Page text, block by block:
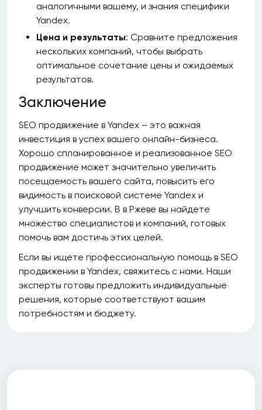
аналогичными вашему, и знания специфики
Yandex.
Цена и результаты: Сравните предложения
нескольких компаний, чтобы выбрать
оптимальное сочетание цены и ожидаемых
результатов.
Заключение
SEO продвижение в Yandex – это важная
инвестиция в успех вашего онлайн-бизнеса.
Хорошо спланированное и реализованное SEO
продвижение может значительно увеличить
посещаемость вашего сайта, повысить его
видимость в поисковой системе Yandex и
улучшить конверсии. В в Ржеве вы найдете
множество специалистов и компаний, готовых
помочь вам достичь этих целей.
Если вы ищете профессиональную помощь в SEO
продвижении в Yandex, свяжитесь с нами. Наши
эксперты готовы предложить индивидуальные
решения, которые соответствуют вашим
потребностям и бюджету.